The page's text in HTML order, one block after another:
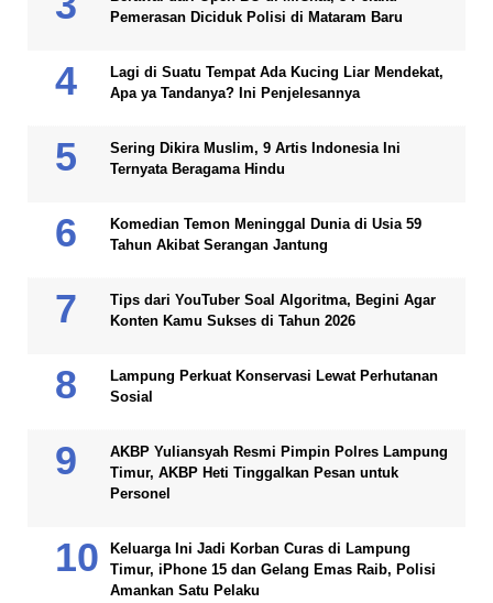
Pemerasan Diciduk Polisi di Mataram Baru
Lagi di Suatu Tempat Ada Kucing Liar Mendekat,
Apa ya Tandanya? Ini Penjelesannya
Sering Dikira Muslim, 9 Artis Indonesia Ini
Ternyata Beragama Hindu
Komedian Temon Meninggal Dunia di Usia 59
Tahun Akibat Serangan Jantung
Tips dari YouTuber Soal Algoritma, Begini Agar
Konten Kamu Sukses di Tahun 2026
Lampung Perkuat Konservasi Lewat Perhutanan
Sosial
AKBP Yuliansyah Resmi Pimpin Polres Lampung
Timur, AKBP Heti Tinggalkan Pesan untuk
Personel
Keluarga Ini Jadi Korban Curas di Lampung
Timur, iPhone 15 dan Gelang Emas Raib, Polisi
Amankan Satu Pelaku